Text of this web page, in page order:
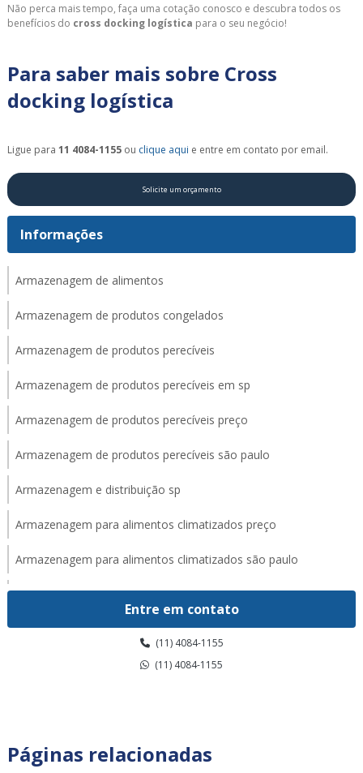
Não perca mais tempo, faça uma cotação conosco e descubra todos os
benefícios do cross docking logística para o seu negócio!
Para saber mais sobre Cross
docking logística
Ligue para 11 4084-1155 ou clique aqui e entre em contato por email.
Solicite um orçamento
Informações
Armazenagem de alimentos
Armazenagem de produtos congelados
Armazenagem de produtos perecíveis
Armazenagem de produtos perecíveis em sp
Armazenagem de produtos perecíveis preço
Armazenagem de produtos perecíveis são paulo
Armazenagem e distribuição sp
Armazenagem para alimentos climatizados preço
Armazenagem para alimentos climatizados são paulo
Armazenagem para alimentos climatizados valor
Armazenagem para alimentos congelados em sp
Armazenagem para alimentos congelados preço
Armazenagem para alimentos refrigerados em sp
Entre em contato
(11) 4084-1155
(11) 4084-1155
Páginas relacionadas